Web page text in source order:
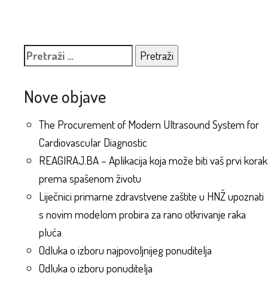
Pretraži:
Nove objave
The Procurement of Modern Ultrasound System for
Cardiovascular Diagnostic
REAGIRAJ.BA – Aplikacija koja može biti vaš prvi korak
prema spašenom životu
Liječnici primarne zdravstvene zaštite u HNŽ upoznati
s novim modelom probira za rano otkrivanje raka
pluća
Odluka o izboru najpovoljnijeg ponuditelja
Odluka o izboru ponuditelja